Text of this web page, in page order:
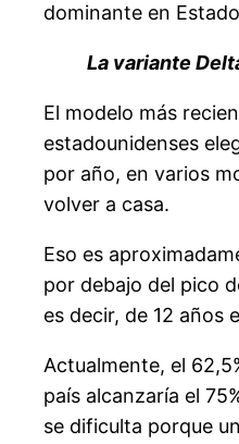
dominante en
La variante
El modelo más
estadounidenses
por año, en varios
volver a casa.
Eso es
por debajo del pico
es decir, de 12 años
Actualmente, el
país alcanzaría el
se dificulta porque